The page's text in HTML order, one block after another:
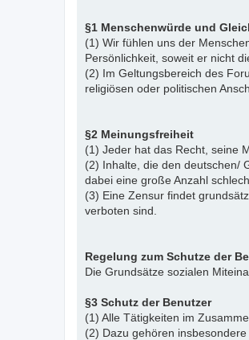
§1 Menschenwürde und
(1) Wir fühlen uns der
Persönlichkeit, soweit er nicht
(2) Im Geltungsbereich des
religiösen oder politischen
§2 Meinungsfreiheit
(1) Jeder hat das Recht, seine
(2) Inhalte, die den deutschen/
dabei eine große Anzahl
(3) Eine Zensur findet
verboten sind.
Regelung zum Schutze der
Die Grundsätze sozialen
§3 Schutz der Benutzer
(1) Alle Tätigkeiten im
(2) Dazu gehören